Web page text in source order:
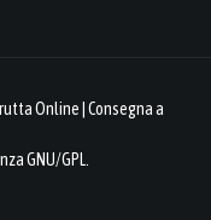
Online | Consegna a
GNU/GPL.